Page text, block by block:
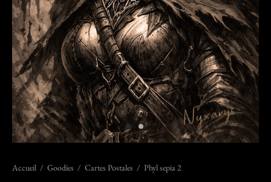
Accueil / Goodies / Cartes Postales / Phyl sepia 2